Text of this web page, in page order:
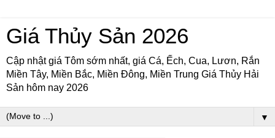
Giá Thủy Sản 2026
Cập nhật giá Tôm sớm nhất, giá Cá, Ếch, Cua, Lươn, Rắn
Miền Tây, Miền Bắc, Miền Đông, Miền Trung Giá Thủy Hải
Sản hôm nay 2026
▼